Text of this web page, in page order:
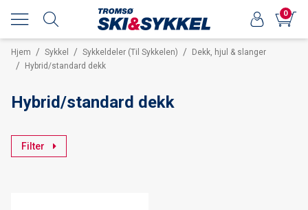
0
Hjem / Sykkel / Sykkeldeler (Til Sykkelen) / Dekk, hjul & slanger
/ Hybrid/standard dekk
Hybrid/standard dekk
Filter